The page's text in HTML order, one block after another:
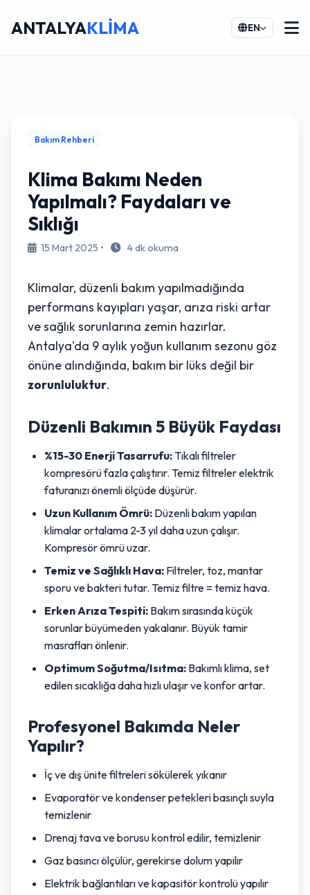
ANTALYAKLİMA EN
Bakım Rehberi
Klima Bakımı Neden
Yapılmalı? Faydaları ve
Sıklığı
15 Mart 2025 • 4 dk okuma
Klimalar, düzenli bakım yapılmadığında
performans kayıpları yaşar, arıza riski artar
ve sağlık sorunlarına zemin hazırlar.
Antalya'da 9 aylık yoğun kullanım sezonu göz
önüne alındığında, bakım bir lüks değil bir
zorunluluktur.
Düzenli Bakımın 5 Büyük Faydası
%15-30 Enerji Tasarrufu: Tıkalı filtreler
kompresörü fazla çalıştırır. Temiz filtreler elektrik
faturanızı önemli ölçüde düşürür.
Uzun Kullanım Ömrü: Düzenli bakım yapılan
klimalar ortalama 2-3 yıl daha uzun çalışır.
Kompresör ömrü uzar.
Temiz ve Sağlıklı Hava: Filtreler, toz, mantar
sporu ve bakteri tutar. Temiz filtre = temiz hava.
Erken Arıza Tespiti: Bakım sırasında küçük
sorunlar büyümeden yakalanır. Büyük tamir
masrafları önlenir.
Optimum Soğutma/Isıtma: Bakımlı klima, set
edilen sıcaklığa daha hızlı ulaşır ve konfor artar.
Profesyonel Bakımda Neler
Yapılır?
İç ve dış ünite filtreleri sökülerek yıkanır
Evaporatör ve kondenser petekleri basınçlı suyla
temizlenir
Drenaj tava ve borusu kontrol edilir, temizlenir
Gaz basıncı ölçülür, gerekirse dolum yapılır
Elektrik bağlantıları ve kapasitör kontrolü yapılır